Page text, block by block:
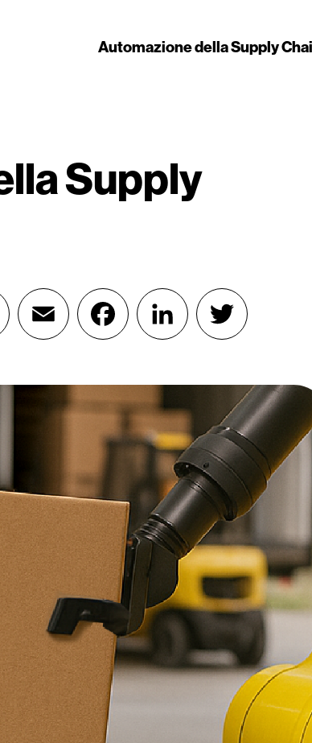
Automazione della Supply
Supply
Email Facebook LinkedIn Twitter